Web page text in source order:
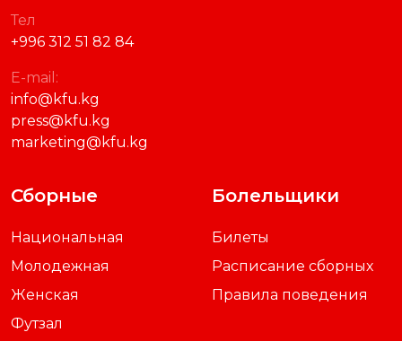
Тел
+996 312 51 82 84
E-mail:
info@kfu.kg
press@kfu.kg
marketing@kfu.kg
Сборные
Национальная
Молодежная
Женская
Футзал
Болельщики
Билеты
Расписание сборных
Правила поведения